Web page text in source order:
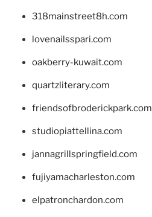
318mainstreet8h.com
lovenailsspari.com
oakberry-kuwait.com
quartzliterary.com
friendsofbroderickpark.com
studiopiattellina.com
jannagrillspringfield.com
fujiyamacharleston.com
elpatronchardon.com